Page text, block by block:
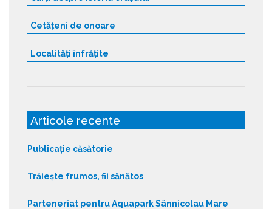
Cetățeni de onoare
Localități înfrățite
Articole recente
Publicație căsătorie
Trăiește frumos, fii sănătos
Parteneriat pentru Aquapark Sânnicolau Mare